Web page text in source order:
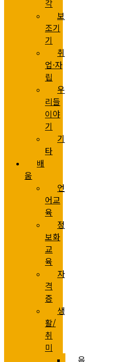
각
보
조기
기
취
업·자
립
우
리들
이야
기
기
타
배
움
언
어교
육
정
보화
교
육
자
격
증
생
활/
취
미
음